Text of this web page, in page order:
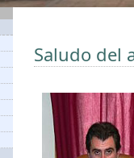
Saludo del